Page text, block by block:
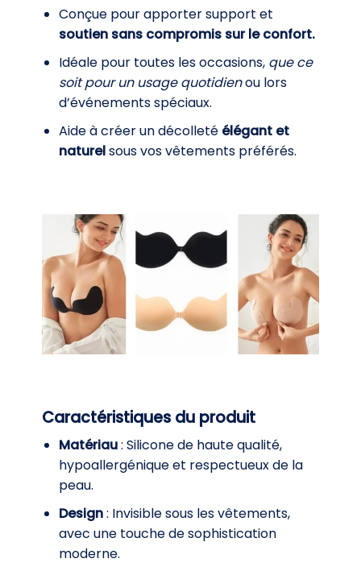
Conçue pour apporter support et
soutien sans compromis sur le confort.
Idéale pour toutes les occasions,que ce
soit pour un usage quotidienou lors
d’événements spéciaux.
Aide à créer un décolletéélégant et
naturelsous vos vêtements préférés.
Caractéristiques du produit
Matériau: Silicone de haute qualité,
hypoallergénique et respectueux de la
peau.
Design: Invisible sous les vêtements,
avec une touche de sophistication
moderne.